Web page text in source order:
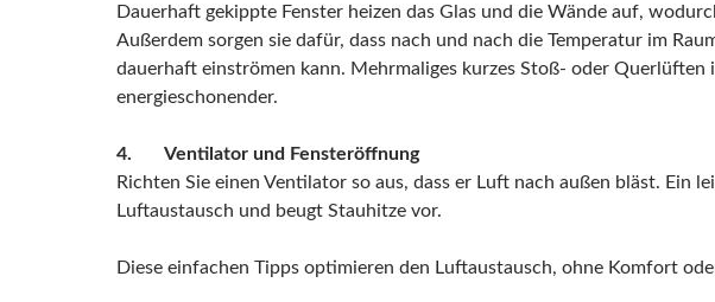
Dauerhaft gekippte Fenster heizen das Glas und die Wände auf,
Außerdem sorgen sie dafür, dass nach und nach die Temperatur im
dauerhaft einströmen kann. Mehrmaliges kurzes Stoß- oder Querlüften
energieschonender.
4. Ventilator und Fensteröffnung
Richten Sie einen Ventilator so aus, dass er Luft nach außen bläst. Ein
Luftaustausch und beugt Stauhitze vor.
Diese einfachen Tipps optimieren den Luftaustausch, ohne Komfort